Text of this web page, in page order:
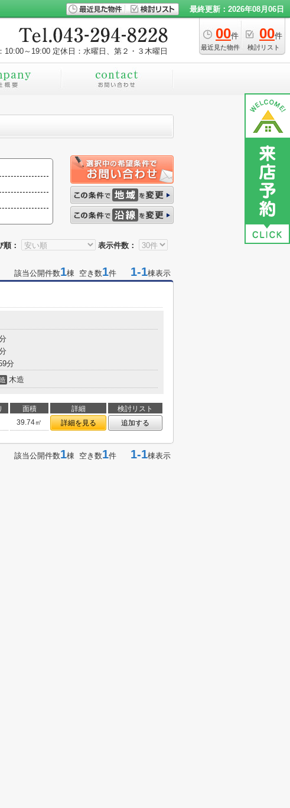
最終更新：2026年08月06日
00件
最近見た物件
00件
検討リスト
10:00～19:00 定休日：水曜日、第２・３木曜日
順： 表示件数：
該当公開件数1棟 空き数1件 1-1棟表示
分
木造
面積 詳細
検討リスト
39.74㎡ 詳細を見る 追加する
該当公開件数1棟 空き数1件 1-1棟表示